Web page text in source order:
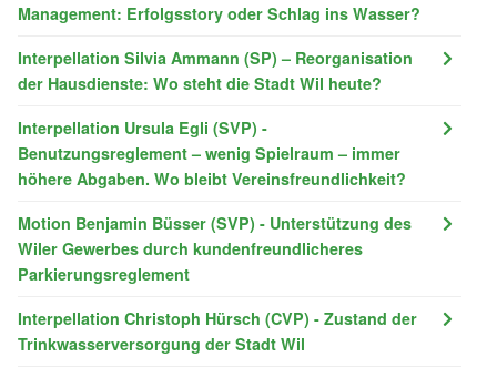
Management: Erfolgsstory oder Schlag ins Wasser?
Interpellation Silvia Ammann (SP) – Reorganisation
der Hausdienste: Wo steht die Stadt Wil heute?
Interpellation Ursula Egli (SVP) -
Benutzungsreglement – wenig Spielraum – immer
höhere Abgaben. Wo bleibt Vereinsfreundlichkeit?
Motion Benjamin Büsser (SVP) - Unterstützung des
Wiler Gewerbes durch kundenfreundlicheres
Parkierungsreglement
Interpellation Christoph Hürsch (CVP) - Zustand der
Trinkwasserversorgung der Stadt Wil